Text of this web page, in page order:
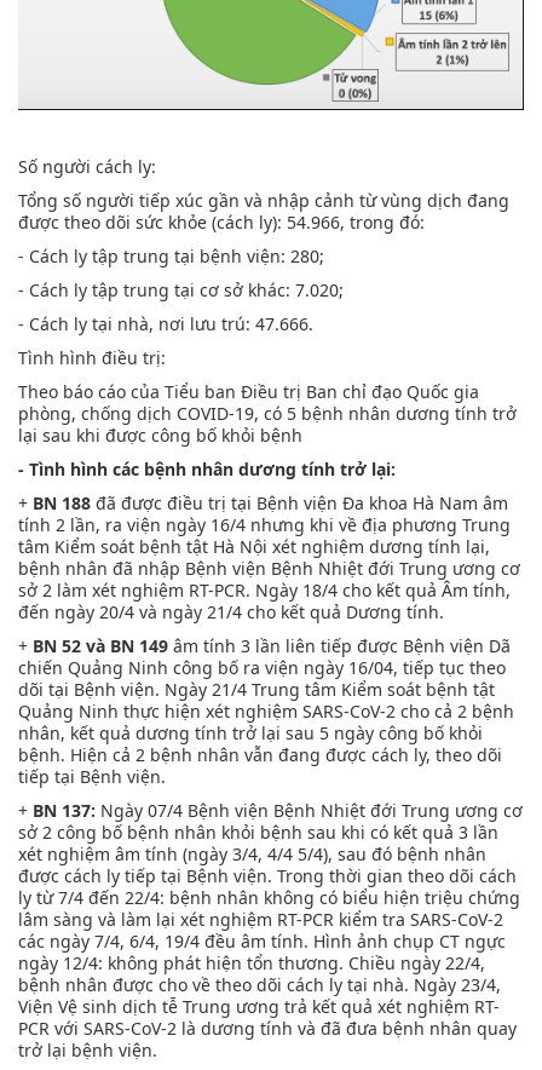
Số người cách ly:
Tổng số người tiếp xúc gần và nhập cảnh từ vùng dịch đang
được theo dõi sức khỏe (cách ly): 54.966, trong đó:
- Cách ly tập trung tại bệnh viện: 280;
- Cách ly tập trung tại cơ sở khác: 7.020;
- Cách ly tại nhà, nơi lưu trú: 47.666.
Tình hình điều trị:
Theo báo cáo của Tiểu ban Điều trị Ban chỉ đạo Quốc gia
phòng, chống dịch COVID-19, có 5 bệnh nhân dương tính trở
lại sau khi được công bố khỏi bệnh
- Tình hình các bệnh nhân dương tính trở lại:
+ BN 188 đã được điều trị tại Bệnh viện Đa khoa Hà Nam âm
tính 2 lần, ra viện ngày 16/4 nhưng khi về địa phương Trung
tâm Kiểm soát bệnh tật Hà Nội xét nghiệm dương tính lại,
bệnh nhân đã nhập Bệnh viện Bệnh Nhiệt đới Trung ương cơ
sở 2 làm xét nghiệm RT-PCR. Ngày 18/4 cho kết quả Âm tính,
đến ngày 20/4 và ngày 21/4 cho kết quả Dương tính.
+ BN 52 và BN 149 âm tính 3 lần liên tiếp được Bệnh viện Dã
chiến Quảng Ninh công bố ra viện ngày 16/04, tiếp tục theo
dõi tại Bệnh viện. Ngày 21/4 Trung tâm Kiểm soát bệnh tật
Quảng Ninh thực hiện xét nghiệm SARS-CoV-2 cho cả 2 bệnh
nhân, kết quả dương tính trở lại sau 5 ngày công bố khỏi
bệnh. Hiện cả 2 bệnh nhân vẫn đang được cách ly, theo dõi
tiếp tại Bệnh viện.
+ BN 137: Ngày 07/4 Bệnh viện Bệnh Nhiệt đới Trung ương cơ
sở 2 công bố bệnh nhân khỏi bệnh sau khi có kết quả 3 lần
xét nghiệm âm tính (ngày 3/4, 4/4 5/4), sau đó bệnh nhân
được cách ly tiếp tại Bệnh viện. Trong thời gian theo dõi cách
ly từ 7/4 đến 22/4: bệnh nhân không có biểu hiện triệu chứng
lâm sàng và làm lại xét nghiệm RT-PCR kiểm tra SARS-CoV-2
các ngày 7/4, 6/4, 19/4 đều âm tính. Hình ảnh chụp CT ngực
ngày 12/4: không phát hiện tổn thương. Chiều ngày 22/4,
bệnh nhân được cho về theo dõi cách ly tại nhà. Ngày 23/4,
Viện Vệ sinh dịch tễ Trung ương trả kết quả xét nghiệm RT-
PCR với SARS-CoV-2 là dương tính và đã đưa bệnh nhân quay
trở lại bệnh viện.